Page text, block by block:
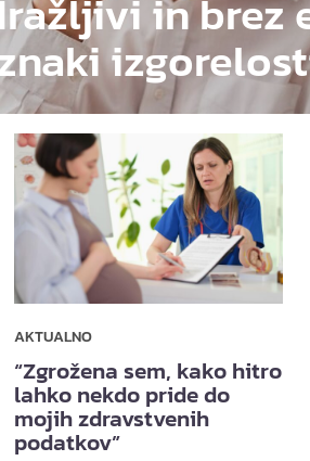
in brez
AKTUALNO
“Zgrožena sem, kako hitro
lahko nekdo pride do
mojih zdravstvenih
podatkov”